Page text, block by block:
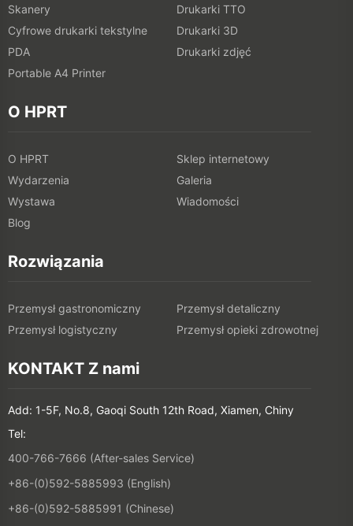
Skanery
Drukarki TTO
Cyfrowe drukarki tekstylne
Drukarki 3D
PDA
Drukarki zdjęć
Portable A4 Printer
O HPRT
O HPRT
Sklep internetowy
Wydarzenia
Galeria
Wystawa
Wiadomości
Blog
Rozwiązania
Przemysł gastronomiczny
Przemysł detaliczny
Przemysł logistyczny
Przemysł opieki zdrowotnej
KONTAKT Z nami
Add: 1-5F, No.8, Gaoqi South 12th Road, Xiamen, Chiny
Tel:
400-766-7666 (After-sales Service)
+86-(0)592-5885993 (English)
+86-(0)592-5885991 (Chinese)